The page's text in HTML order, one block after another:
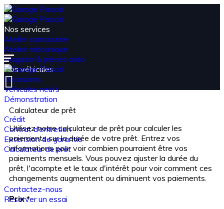
Nos services
Atelier carrosserie
Atelier mécanique
Magasin & pièces auto
Nos véhicules
Occasions
Véhicules neufs
Démonstration
Espace financement
Crédit
Contrat d’entretien
Extension de garantie
Calculateur de prêt
Actualités
Nos catalogue
Contact
Contactez-nous
Réserver un essai
Calculateur de prêt
Utilisez notre calculateur de prêt pour calculer les
paiements sur la durée de votre prêt. Entrez vos
informations pour voir combien pourraient être vos
paiements mensuels. Vous pouvez ajuster la durée du
prêt, l'acompte et le taux d'intérêt pour voir comment ces
changements augmentent ou diminuent vos paiements.
Prix*